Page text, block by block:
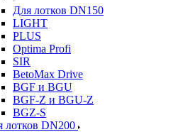
Для лотков DN150
LIGHT
PLUS
Optima Profi
SIR
BetoMax Drive
BGF и BGU
BGF-Z и BGU-Z
BGZ-S
лотков DN200